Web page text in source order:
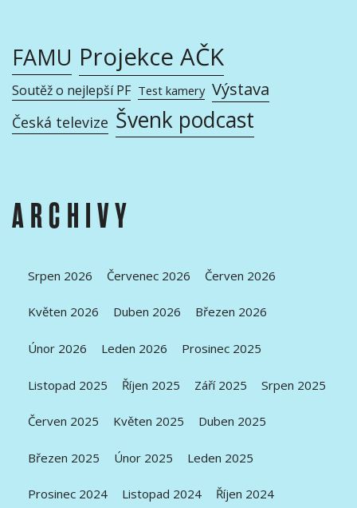
FAMU Projekce AČK
Soutěž o nejlepší PF Test kamery Výstava
Česká televize Švenk podcast
ARCHIVY
Srpen 2026 Červenec 2026 Červen 2026
Květen 2026 Duben 2026 Březen 2026
Únor 2026 Leden 2026 Prosinec 2025
Listopad 2025 Říjen 2025 Září 2025 Srpen 2025
Červen 2025 Květen 2025 Duben 2025
Březen 2025 Únor 2025 Leden 2025
Prosinec 2024 Listopad 2024 Říjen 2024